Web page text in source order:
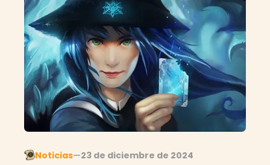
Noticias—23 de diciembre de 2024